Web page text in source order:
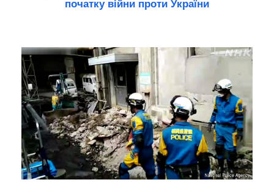
початку війни проти України